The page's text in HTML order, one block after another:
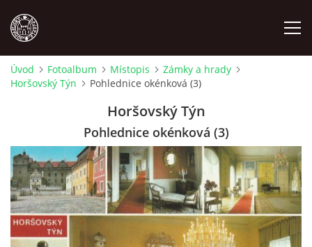
MÍSTOPIS
OSOBNOSTI
OSTATNÍ
Úvod Fotoalbum Místopis
Zámky a hrady
Horšovský Týn
Pohlednice okénková (3)
Horšovský Týn
Pohlednice okénková (3)